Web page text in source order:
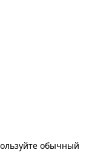
обычный